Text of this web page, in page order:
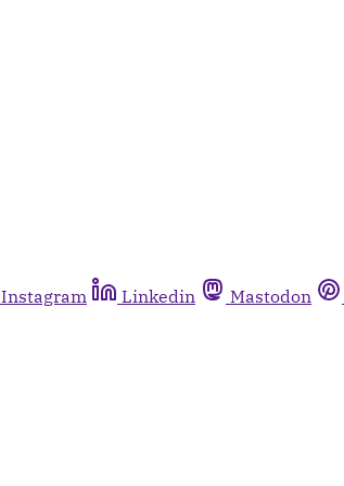
Instagram Linkedin Mastodon